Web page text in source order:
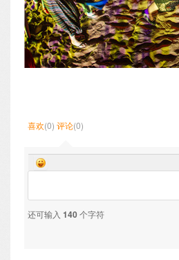
喜欢(0) 评论(0)
还可输入 140个字符